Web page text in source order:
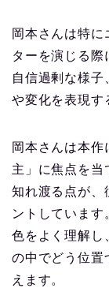
岡本さんは特に
ターを演じる際
自信過剰な様子
や変化を表現す
岡本さんは本
主」に焦点を当
知れ渡る点が、
ントしています
色をよく理解し
の中でどう位置
えます。